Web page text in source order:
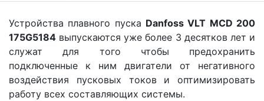
Устройства плавного пуска Danfoss VLT MCD 200
175G5184 выпускаются уже более 3 десятков лет и
служат для того чтобы предохранить
подключенные к ним двигатели от негативного
воздействия пусковых токов и оптимизировать
работу всех составляющих системы.